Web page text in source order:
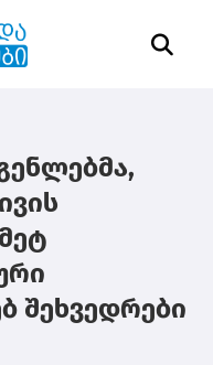
შეხვედრები